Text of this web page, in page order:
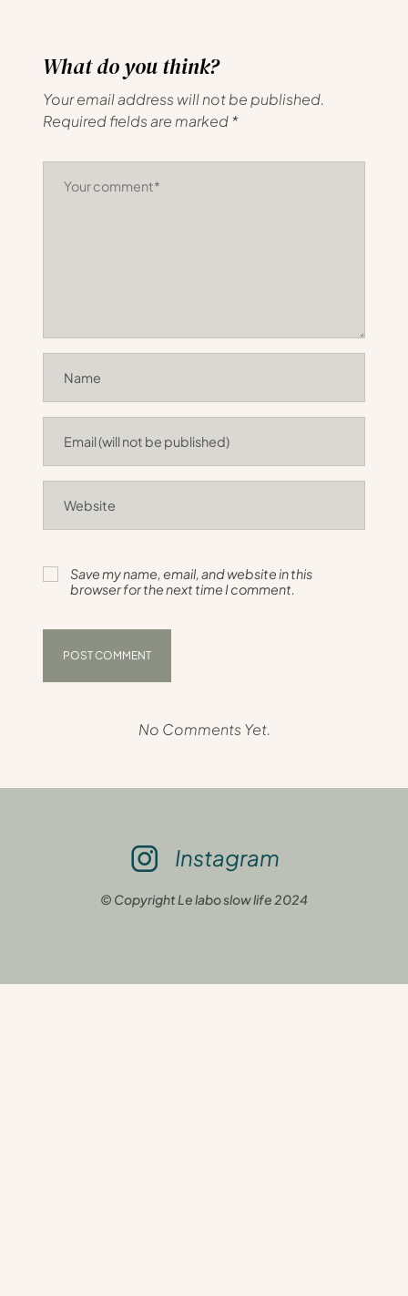
What do you think?
Your email address will not be published.
Required fields are marked*
Save my name, email, and website in this
browser for the next time I comment.
No Comments Yet.
Instagram
© Copyright Le labo slow life 2024